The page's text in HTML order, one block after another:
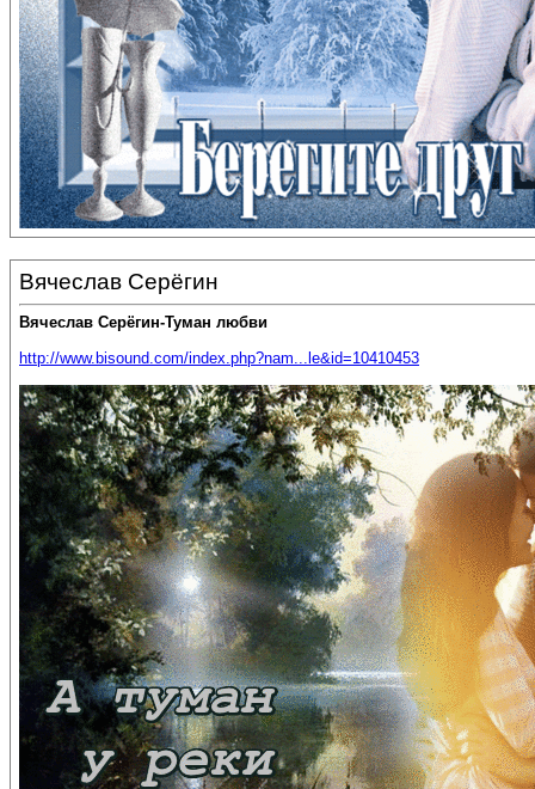
Вячеслав Серёгин
Вячеслав Серёгин-Туман любви
http://www.bisound.com/index.php?nam...le&id=10410453